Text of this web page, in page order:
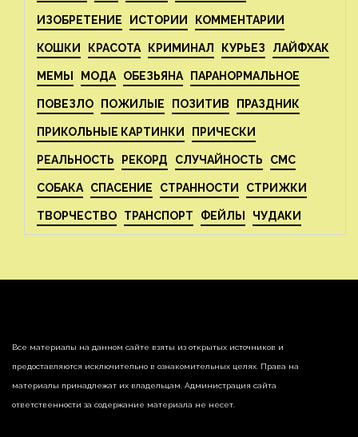
ИЗОБРЕТЕНИЕ ИСТОРИИ КОММЕНТАРИИ
КОШКИ КРАСОТА КРИМИНАЛ КУРЬЕЗ ЛАЙФХАК
МЕМЫ МОДА ОБЕЗЬЯНА ПАРАНОРМАЛЬНОЕ
ПОВЕЗЛО ПОЖИЛЫЕ ПОЗИТИВ ПРАЗДНИК
ПРИКОЛЬНЫЕ КАРТИНКИ ПРИЧЕСКИ
РЕАЛЬНОСТЬ РЕКОРД СЛУЧАЙНОСТЬ СМС
СОБАКА СПАСЕНИЕ СТРАННОСТИ СТРИЖКИ
ТВОРЧЕСТВО ТРАНСПОРТ ФЕЙЛЫ ЧУДАКИ
Все материалы на данном сайте взяты из открытых источников и
предоставляются исключительно в ознакомительных целях. Права на
материалы принадлежат их владельцам. Администрация сайта
ответственности за содержание материала не несет.